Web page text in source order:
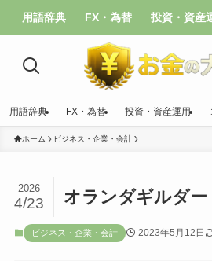
用語辞典 FX・為替 投資・資産
用語辞典 FX・為替 投資・資産運用
ホーム ビジネス・企業・会計
オランダギルダ
2026
4/23
ビジネス・企業・会計 2023年5月12日